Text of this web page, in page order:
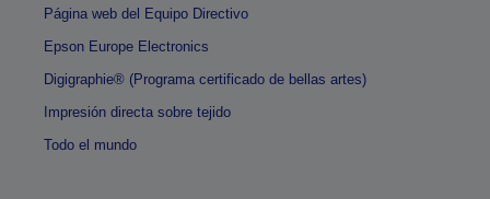
Página web del Equipo Directivo
Epson Europe Electronics
Digigraphie® (Programa certificado de bellas artes)
Impresión directa sobre tejido
Todo el mundo